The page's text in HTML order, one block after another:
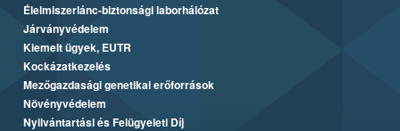
Élelmiszerlánc-biztonsági laborhálózat
Járványvédelem
Kiemelt ügyek, EUTR
Kockázatkezelés
Mezőgazdasági genetikai erőforrások
Növényvédelem
Nyilvántartási és Felügyeleti Díj